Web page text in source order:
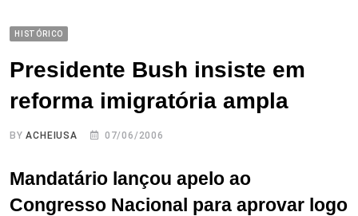
HISTÓRICO
Presidente Bush insiste em
reforma imigratória ampla
BYACHEIUSA 07/06/2006
Mandatário lançou apelo ao
Congresso Nacional para aprovar logo